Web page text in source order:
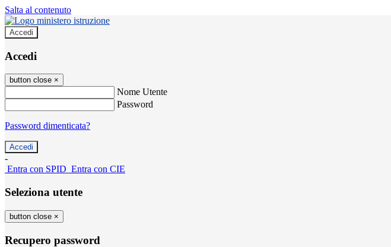
Salta al contenuto
Accedi
Accedi
button close ×
Nome Utente
Password
Password dimenticata?
-
Entra con SPID Entra con CIE
Seleziona utente
button close ×
Recupero password